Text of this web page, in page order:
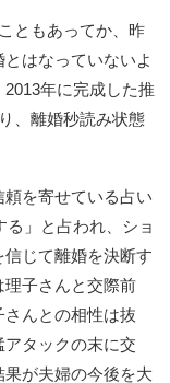
ともあってか、昨
はなっていないよ
年に完成した推
、離婚秒読み状態
頼を寄せている占い
」と占われ、ショ
じて離婚を決断す
理子さんと交際前
んとの相性は抜
タックの末に交
が夫婦の今後を大